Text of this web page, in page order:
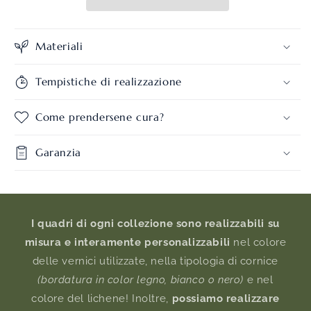
Materiali
Tempistiche di realizzazione
Come prendersene cura?
Garanzia
I quadri di ogni collezione sono realizzabili su
misura e interamente personalizzabili nel colore
delle vernici utilizzate, nella tipologia di cornice
(bordatura in color legno, bianco o nero) e nel
colore del lichene! Inoltre, possiamo realizzare